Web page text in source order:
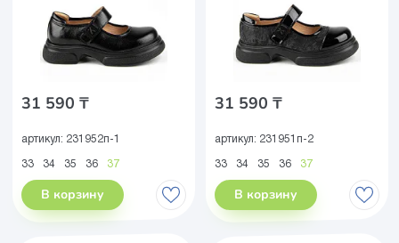
31 590 ₸
артикул: 231952п-1
33 34 35 36 37
В корзину
31 590 ₸
артикул: 231951п-2
33 34 35 36 37
В корзину